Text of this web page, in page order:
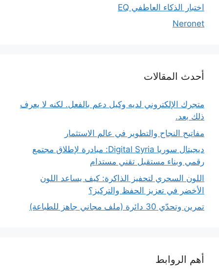
اختبار الذكاء العاطفي EQ
Neronet
أحدث المقالات
متجرك الإلكتروني لديه وكيل دعم بالفعل. لكنه لا يعرف
ذلك بعد.
مفاتيح النجاح والتطوير في عالم الاستثمار
ديجيتال سوريا Digital Syria: مبادرة لإطلاق مجتمع
رقمي وبناء مستقبل تقني مستدام
اللون السحري لتحفيز الذاكرة: كيف يساعد اللون
الأخضر في تعزيز الحفظ والتركيز؟
تمرين وتحدّي 30 دائرة (ملف مجاني جاهز للطباعة)
أهم الروابط